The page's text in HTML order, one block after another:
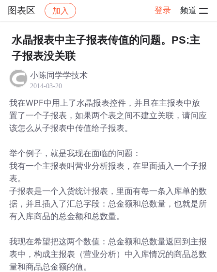
图表区 加入 登录 频道
社区 图表区 帖子详情
水晶报表中主子报表传值的问题。PS:主
子报表没关联
小陈同学学技术
2014-03-20
我在WPF中用上了水晶报表控件，并且在主报表中放
置了一个子报表，如果两个表之间不建立关联，请问应
该怎么从子报表中传值给子报表。
举个例子，就是我现在面临的问题：
我有一个主报表叫营业分析报表，在里面插入一个子报
表。
子报表是一个入货统计报表，里面有每一条入库单的数
据，并且插入了汇总字段：总金额和总数量，也就是所
有入库商品的总金额和总数量。
我现在希望把这两个数值：总金额和总数量返回到主报
表中，构成主报表（营业分析）中入库情况的商品总数
量和商品总金额的值。